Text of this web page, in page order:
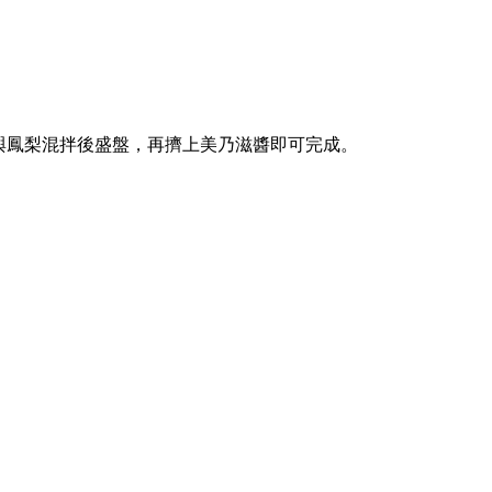
鳳梨混拌後盛盤，再擠上美乃滋醬即可完成。